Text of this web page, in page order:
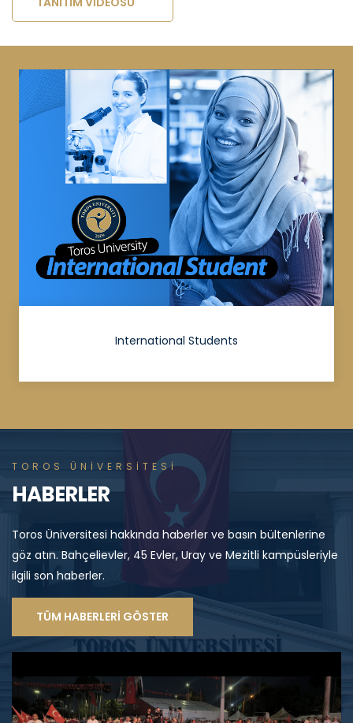
International Students
TOROS ÜNİVERSİTESİ
HABERLER
Toros Üniversitesi hakkında haberler ve basın bültenlerine
göz atın. Bahçelievler, 45 Evler, Uray ve Mezitli kampüsleriyle
ilgili son haberler.
TÜM HABERLERİ GÖSTER